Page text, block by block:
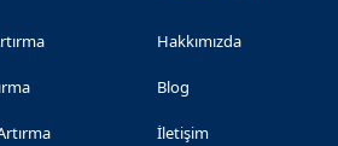
Hakkımızda
Blog
İletişim